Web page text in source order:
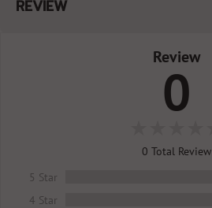
REVIEW
Review
0
0 Total Review
5 Star
4 Star